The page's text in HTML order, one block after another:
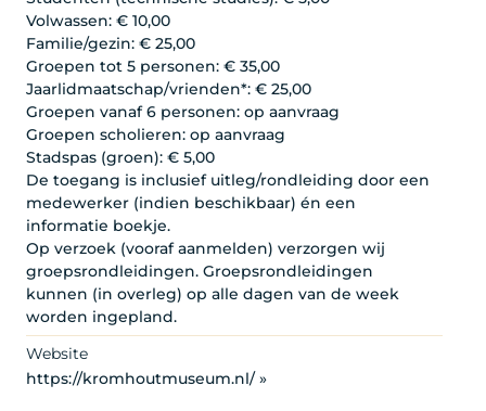
Volwassen: € 10,00
Familie/gezin: € 25,00
Groepen tot 5 personen: € 35,00
Jaarlidmaatschap/vrienden*: € 25,00
Groepen vanaf 6 personen: op aanvraag
Groepen scholieren: op aanvraag
Stadspas (groen): € 5,00
De toegang is inclusief uitleg/rondleiding door een
medewerker (indien beschikbaar) én een
informatie boekje.
Op verzoek (vooraf aanmelden) verzorgen wij
groepsrondleidingen. Groepsrondleidingen
kunnen (in overleg) op alle dagen van de week
worden ingepland.
Website
https://kromhoutmuseum.nl/ »